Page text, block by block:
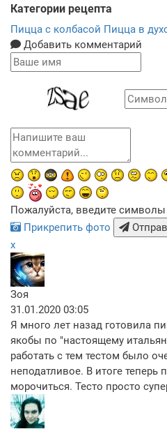
Категории рецепта
Пицца с колбасой Пицца в
Добавить комментарий
Пожалуйста, введите символы
Прикрепить фото
x
Зоя
31.01.2020 03:05
Я много лет назад готовила
якобы по "настоящему
работать с тем тестом было
неподатливое. В итоге теперь
морочиться. Тесто просто